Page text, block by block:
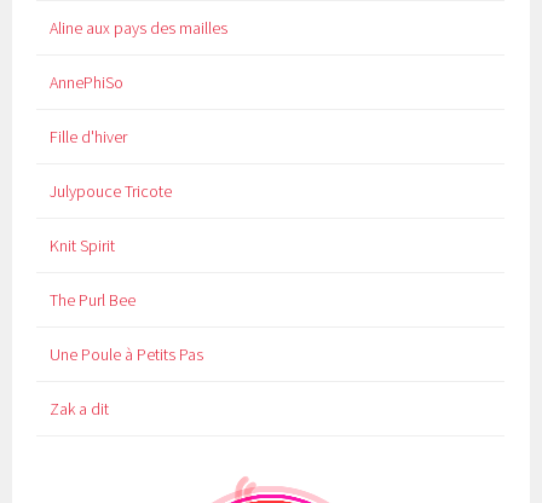
Aline aux pays des mailles
AnnePhiSo
Fille d'hiver
Julypouce Tricote
Knit Spirit
The Purl Bee
Une Poule à Petits Pas
Zak a dit